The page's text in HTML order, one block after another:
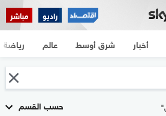
راديو مباشر
أخبار شرق أوسط عالم رياضة
حسب القسم